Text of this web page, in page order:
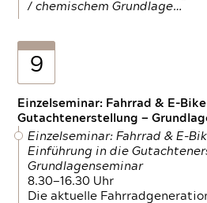
/ chemischem Grundlage…
9
Einzelseminar: Fahrrad & E-
Gutachtenerstellung —
Einzelseminar: Fahrrad & E-
Einführung in die
Grundlagenseminar
8.30—16.30 Uhr
Die aktuelle